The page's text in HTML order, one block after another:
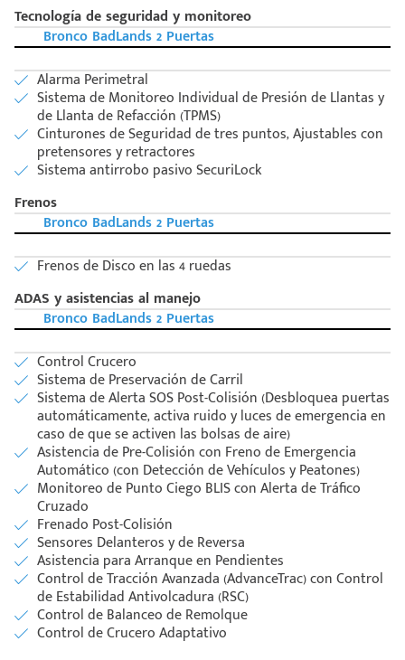
Tecnología de seguridad y monitoreo
Bronco BadLands 2 Puertas
Alarma Perimetral
Sistema de Monitoreo Individual de Presión de Llantas y
de Llanta de Refacción (TPMS)
Cinturones de Seguridad de tres puntos, Ajustables con
pretensores y retractores
Sistema antirrobo pasivo SecuriLock
Frenos
Bronco BadLands 2 Puertas
Frenos de Disco en las 4 ruedas
ADAS y asistencias al manejo
Bronco BadLands 2 Puertas
Control Crucero
Sistema de Preservación de Carril
Sistema de Alerta SOS Post-Colisión (Desbloquea puertas
automáticamente, activa ruido y luces de emergencia en
caso de que se activen las bolsas de aire)
Asistencia de Pre-Colisión con Freno de Emergencia
Automático (con Detección de Vehículos y Peatones)
Monitoreo de Punto Ciego BLIS con Alerta de Tráfico
Cruzado
Frenado Post-Colisión
Sensores Delanteros y de Reversa
Asistencia para Arranque en Pendientes
Control de Tracción Avanzada (AdvanceTrac) con Control
de Estabilidad Antivolcadura (RSC)
Control de Balanceo de Remolque
Control de Crucero Adaptativo